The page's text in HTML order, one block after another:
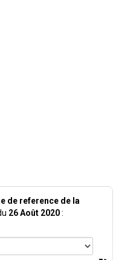
de reference de la
26 Août 2020: